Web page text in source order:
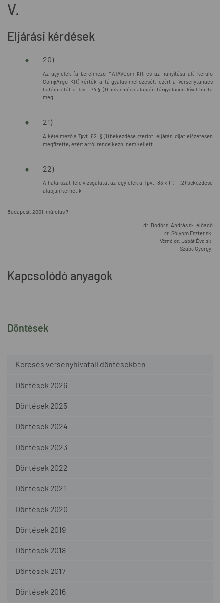
Döntések
Keresés versenyhivatali döntésekben
Döntések 2026
Döntések 2025
Döntések 2024
Döntések 2023
Döntések 2022
Döntések 2021
Döntések 2020
Döntések 2019
Döntések 2018
Döntések 2017
Döntések 2016
V.
Eljárási kérdések
20)
Az ügyfelek (a kérelmező MATÁVCom Kft és az irányítása alá kerülő
CompArgo Kft) kérték a tárgyalás mellőzését, ezért a Versenytanács
határozatát a Tpvt. 74.§ (1) bekezdése alapján tárgyaláson kívül hozta
meg.
21)
A kérelmező a Tpvt. 62. § (1) bekezdése szerinti eljárási díjat előzetesen
megfizette, ezért arról rendelkezni nem kellett.
22)
A határozat felülvizsgálatát az ügyfelek a Tpvt. 83.§ (1) - (2) bekezdése
alapján kérhetik.
Budapest, 2001. március 7.
dr. Bodócsi András sk. előadó
dr. Sólyom Eszter sk.
Vérné dr. Labát Éva sk.
Szabó Györgyi
Kapcsolódó anyagok